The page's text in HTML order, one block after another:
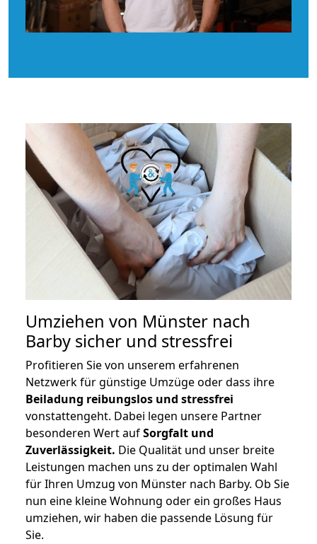
Umziehen von Münster nach
Barby sicher und stressfrei
Profitieren Sie von unserem erfahrenen
Netzwerk für günstige Umzüge oder dass ihre
Beiladung reibungslos und stressfrei
vonstattengeht. Dabei legen unsere Partner
besonderen Wert aufSorgfalt und
Zuverlässigkeit. Die Qualität und unser breite
Leistungen machen uns zu der optimalen Wahl
für Ihren Umzug von Münster nach Barby. Ob Sie
nun eine kleine Wohnung oder ein großes Haus
umziehen, wir haben die passende Lösung für
Sie.